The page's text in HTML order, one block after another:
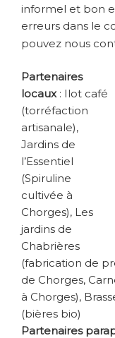
informel et bon
erreurs dans le
pouvez nous
Partenaires
locaux: Ilot café
(torréfaction
artisanale),
Jardins de
l’Essentiel
(Spiruline
cultivée à
Chorges), Les
jardins de
Chabrières
(fabrication de
de Chorges,
à Chorges),
(bières bio)
Partenaires